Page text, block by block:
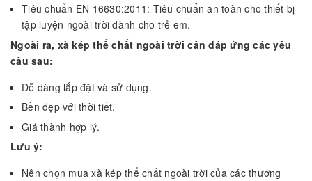
Tiêu chuẩn EN 16630:2011: Tiêu chuẩn an toàn cho thiết bị
tập luyện ngoài trời dành cho trẻ em.
Ngoài ra, xà kép thể chất ngoài trời cần đáp ứng các yêu
cầu sau:
Dễ dàng lắp đặt và sử dụng.
Bền đẹp với thời tiết.
Giá thành hợp lý.
Lưu ý:
Nên chọn mua xà kép thể chất ngoài trời của các thương